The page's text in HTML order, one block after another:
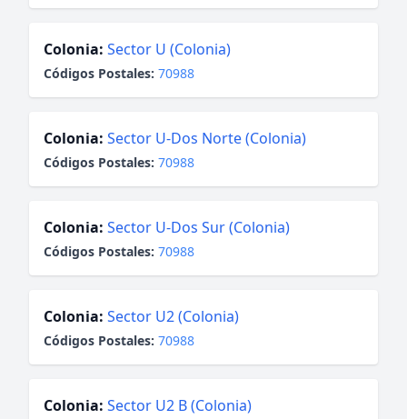
Colonia: Sector U (Colonia)
Códigos Postales: 70988
Colonia: Sector U-Dos Norte (Colonia)
Códigos Postales: 70988
Colonia: Sector U-Dos Sur (Colonia)
Códigos Postales: 70988
Colonia: Sector U2 (Colonia)
Códigos Postales: 70988
Colonia: Sector U2 B (Colonia)